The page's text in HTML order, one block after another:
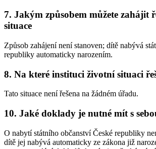
7. Jakým způsobem můžete zahájit
situace
Způsob zahájení není stanoven; dítě nabývá
republiky automaticky narozením.
8. Na které instituci životní situaci
Tato situace není řešena na žádném úřadu.
10. Jaké doklady je nutné mít s
O nabytí státního občanství České republiky
dítě jej nabývá automaticky ze zákona již